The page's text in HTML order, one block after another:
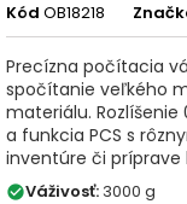
Kód OB18218
Precízna počítacia
spočítanie veľkého
materiálu.
a funkcia PCS s
inventúre či príprave
check_circleVáživosť: 3000 g